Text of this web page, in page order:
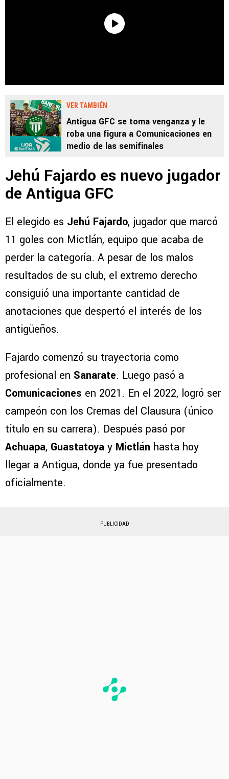
VER TAMBIÉN
Antigua GFC se toma venganza y le
roba una figura a Comunicaciones en
medio de las semifinales
Jehú Fajardo es nuevo jugador
de Antigua GFC
El elegido es Jehú Fajardo, jugador que marcó
11 goles con Mictlán, equipo que acaba de
perder la categoría. A pesar de los malos
resultados de su club, el extremo derecho
consiguió una importante cantidad de
anotaciones que despertó el interés de los
antigüeños.
Fajardo comenzó su trayectoria como
profesional en Sanarate. Luego pasó a
Comunicaciones en 2021. En el 2022, logró ser
campeón con los Cremas del Clausura (único
título en su carrera). Después pasó por
Achuapa, Guastatoya y Mictlán hasta hoy
llegar a Antigua, donde ya fue presentado
oficialmente.
PUBLICIDAD